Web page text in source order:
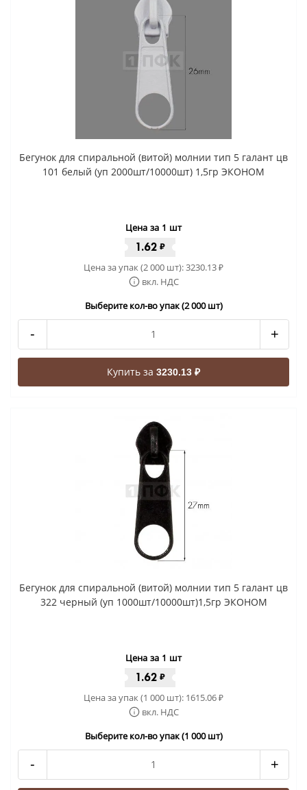
Бегунок для спиральной (витой) молнии тип 5 галант цв
101 белый (уп 2000шт/10000шт) 1,5гр ЭКОНОМ
Цена за 1 шт
1.62 ₽
Цена за упак (2 000 шт):3230.13₽
вкл. НДС
Выберите кол-во упак (2 000 шт)
- +
Купить за 3230.13 ₽
Бегунок для спиральной (витой) молнии тип 5 галант цв
322 черный (уп 1000шт/10000шт)1,5гр ЭКОНОМ
Цена за 1 шт
1.62 ₽
Цена за упак (1 000 шт): 1615.06₽
вкл. НДС
Выберите кол-во упак (1 000 шт)
- +